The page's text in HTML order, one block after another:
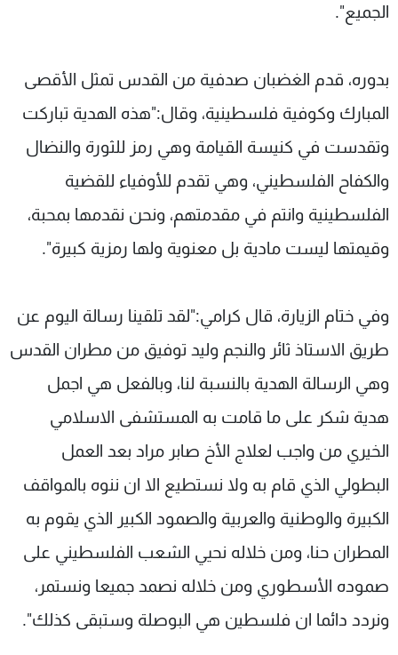
الجميع".
بدوره، قدم الغضبان صدفية من القدس تمثل الأقصى
المبارك وكوفية فلسطينية، وقال:"هذه الهدية تباركت
وتقدست في كنيسة القيامة وهي رمز للثورة والنضال
والكفاح الفلسطيني، وهي تقدم للأوفياء للقضية
الفلسطينية وانتم في مقدمتهم، ونحن نقدمها بمحبة،
وقيمتها ليست مادية بل معنوية ولها رمزية كبيرة".
وفي ختام الزيارة، قال كرامي:"لقد تلقينا رسالة اليوم عن
طريق الاستاذ ثائر والنجم وليد توفيق من مطران القدس
وهي الرسالة الهدية بالنسبة لنا، وبالفعل هي اجمل
هدية شكر على ما قامت به المستشفى الاسلامي
الخيري من واجب لعلاج الأخ صابر مراد بعد العمل
البطولي الذي قام به ولا نستطيع الا ان ننوه بالمواقف
الكبيرة والوطنية والعربية والصمود الكبير الذي يقوم به
المطران حنا، ومن خلاله نحيي الشعب الفلسطيني على
صموده الأسطوري ومن خلاله نصمد جميعا ونستمر،
ونردد دائما ان فلسطين هي البوصلة وستبقى كذلك".